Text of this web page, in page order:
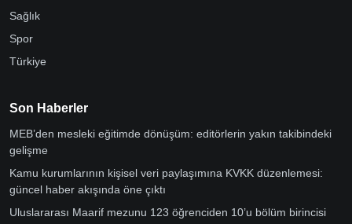
Sağlık
Spor
Türkiye
Son Haberler
MEB’den mesleki eğitimde dönüşüm: editörlerin yakın takibindeki
gelişme
Kamu kurumlarının kişisel veri paylaşımına KVKK düzenlemesi:
güncel haber akışında öne çıktı
Uluslararası Maarif mezunu 123 öğrenciden 10’u bölüm birincisi